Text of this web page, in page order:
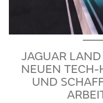
JAGUAR
NEUEN
UND